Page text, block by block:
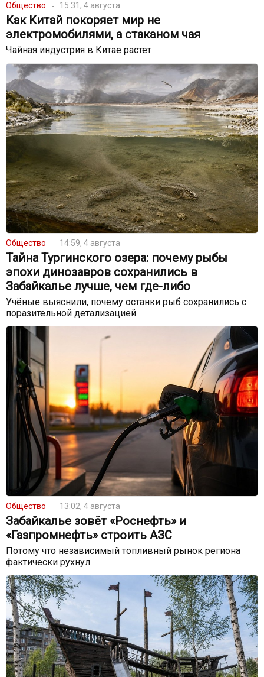
Общество 15:31, 4 августа
Как Китай покоряет мир не
электромобилями, а стаканом чая
Чайная индустрия в Китае растет
Общество 14:59, 4 августа
Тайна Тургинского озера: почему рыбы
эпохи динозавров сохранились в
Забайкалье лучше, чем где-либо
Учёные выяснили, почему останки рыб сохранились с
поразительной детализацией
Общество 13:02, 4 августа
Забайкалье зовёт «Роснефть» и
«Газпромнефть» строить АЗС
Потому что независимый топливный рынок региона
фактически рухнул